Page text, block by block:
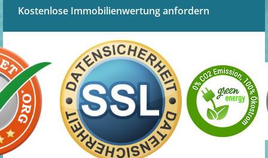
Kostenlose Immobilienwertung anfordern